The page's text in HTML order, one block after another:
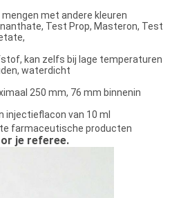
mengen met andere kleuren
Test Prop, Masteron, Test
kan zelfs bij lage temperaturen
waterdicht
250 mm, 76 mm binnenin
injectieflacon van 10 ml
farmaceutische producten
je referee.